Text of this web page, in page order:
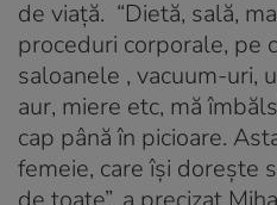
de viață. “Dietă, sală,
proceduri corporale, pe
saloanele , vacuum-uri,
aur, miere etc, mă
cap până în picioare.
femeie, care își dorește